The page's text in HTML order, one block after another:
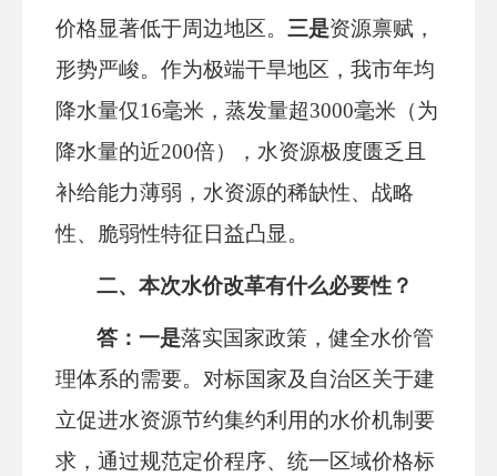
价格显著低于周边地区。 三是资源禀赋，
形势严峻。 作为极端干旱地区，我市年均
降水量仅16毫米，蒸发量超3000毫米（为
降水量的近200倍），水资源极度匮乏且
补给能力薄弱 ， 水资源的稀缺性、战略
性、脆弱性特征日益凸显。
二、本次水价改革有什么必要性 ？
答：一是落实国家政策，健全水价管
理体系的需要。 对标国家及自治区关于建
立促进水资源节约集约利用的水价机制要
求，通过规范定价程序、统一区域价格标